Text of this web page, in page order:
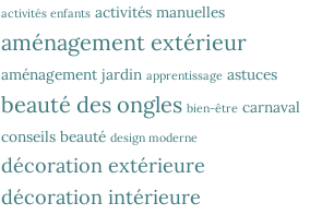
activités enfants activités manuelles
aménagement extérieur
aménagement jardin apprentissage astuces
beauté des ongles bien-être carnaval
conseils beauté design moderne
décoration extérieure
décoration intérieure